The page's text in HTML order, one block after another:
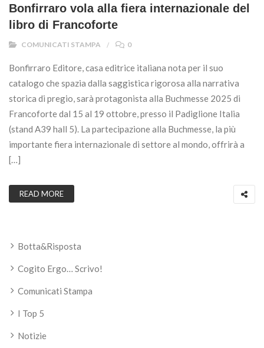
Bonfirraro vola alla fiera internazionale del
libro di Francoforte
COMUNICATI STAMPA 0
Bonfirraro Editore, casa editrice italiana nota per il suo
catalogo che spazia dalla saggistica rigorosa alla narrativa
storica di pregio, sarà protagonista alla Buchmesse 2025 di
Francoforte dal 15 al 19 ottobre, presso il Padiglione Italia
(stand A39 hall 5). La partecipazione alla Buchmesse, la più
importante fiera internazionale di settore al mondo, offrirà a
[…]
READ MORE
Botta&Risposta
Cogito Ergo… Scrivo!
Comunicati Stampa
I Top 5
Notizie